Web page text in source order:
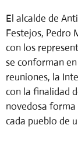
El alcalde de
Festejos, Pedro
con los
se conforman
reuniones, la
con la finalidad
novedosa
cada pueblo de